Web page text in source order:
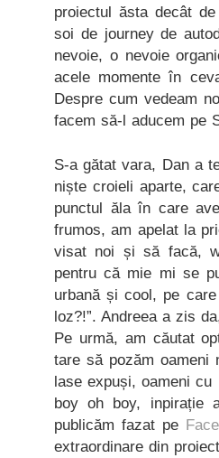
proiectul ăsta decât
soi de journey de
nevoie, o nevoie
acele momente în
Despre cum vedeam
facem să-l aducem pe
S-a gătat vara, Dan a
niște croieli aparte,
punctul ăla în care
frumos, am apelat la
visat noi și să facă,
pentru că mie mi se
urbană și cool, pe
loz?!”. Andreea a zis
Pe urmă, am căutat
tare să pozăm oameni
lase expuși, oameni
boy oh boy, inpirație
publicăm fazat pe
extraordinare din